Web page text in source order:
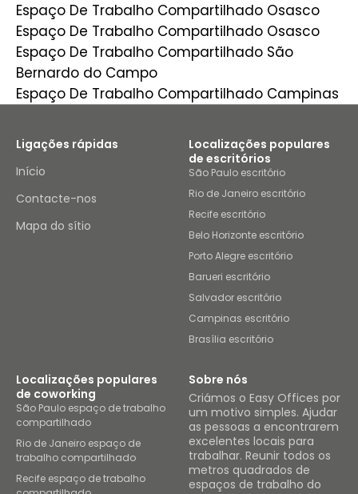
Espaço De Trabalho Compartilhado Osasco
Espaço De Trabalho Compartilhado Osasco
Espaço De Trabalho Compartilhado São
Bernardo do Campo
Espaço De Trabalho Compartilhado Campinas
Ligações rápidas
Início
Contacte-nos
Mapa do sítio
Localizações populares
de escritórios
São Paulo escritório
Rio de Janeiro escritório
Recife escritório
Belo Horizonte escritório
Porto Alegre escritório
Barueri escritório
Salvador escritório
Campinas escritório
Brasília escritório
Localizações populares
de coworking
São Paulo espaço de trabalho
compartilhado
Rio de Janeiro espaço de
trabalho compartilhado
Recife espaço de trabalho
Sobre nós
Criámos o Easy Offices por
um motivo simples. Ajudar
as pessoas a encontrarem
excelentes locais para
trabalhar. Reunir todos os
metros quadrados de
espaços de trabalho do